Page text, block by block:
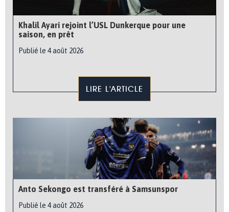
Khalil Ayari rejoint l’USL Dunkerque pour une
saison, en prêt
Publié le 4 août 2026
LIRE L'ARTICLE
Anto Sekongo est transféré à Samsunspor
Publié le 4 août 2026